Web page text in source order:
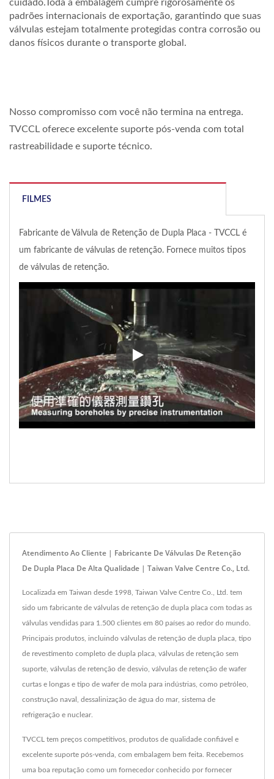
cuidado.Toda a embalagem cumpre rigorosamente os
padrões internacionais de exportação, garantindo que suas
válvulas estejam totalmente protegidas contra corrosão ou
danos físicos durante o transporte global.
Nosso compromisso com você não termina na entrega.
TVCCL oferece excelente suporte pós-venda com total
rastreabilidade e suporte técnico.
FILMES
Fabricante de Válvula de Retenção de Dupla Placa - TVCCL é
um fabricante de válvulas de retenção. Fornece muitos tipos
de válvulas de retenção.
Fabricante de Válvula de
Atendimento Ao Cliente | Fabricante De Válvulas De Retenção
De Dupla Placa De Alta Qualidade | Taiwan Valve Centre Co., Ltd.
Localizada em Taiwan desde 1998, Taiwan Valve Centre Co., Ltd. tem
sido um fabricante de válvulas de retenção de dupla placa com todas as
válvulas vendidas para 1.500 clientes em 80 países ao redor do mundo.
Principais produtos, incluindo válvulas de retenção de dupla placa, tipo
de revestimento completo de dupla placa, válvulas de retenção sem
suporte, válvulas de retenção de desvio, válvulas de retenção de wafer
curtas e longas e tipo de wafer de mola para indústrias, como petróleo,
construção naval, dessalinização de água do mar, sistema de
refrigeração e nuclear.
TVCCL tem preços competitivos, produtos de qualidade confiável e
excelente suporte pós-venda, com embalagem bem feita. Recebemos
uma boa reputação como um fornecedor conhecido por fornecer